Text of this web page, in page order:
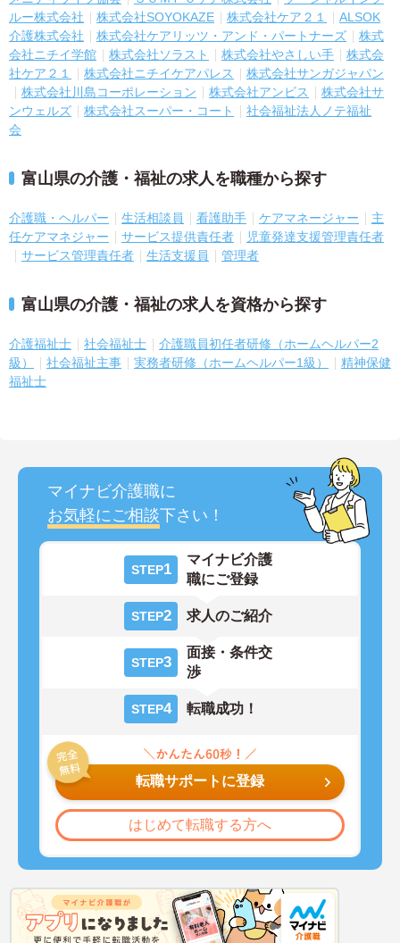
ルー株式会社
株式会社SOYOKAZE 株式会社ケア２１
ALSOK
介護株式会社
株式会社ケアリッツ・アンド・パートナーズ
株式
会社ニチイ学館
株式会社ソラスト 株式会社やさしい手
株式会
社ケア２１
株式会社ニチイケアパレス
株式会社サンガジャパン
株式会社川島コーポレーション
株式会社アンビス
株式会社サ
ンウェルズ
株式会社スーパー・コート
社会福祉法人ノテ福祉
会
富山県の介護・福祉の求人を職種から探す
介護職・ヘルパー 生活相談員 看護助手 ケアマネージャー
主
任ケアマネジャー
サービス提供責任者
児童発達支援管理責任者
サービス管理責任者
生活支援員 管理者
富山県の介護・福祉の求人を資格から探す
介護福祉士 社会福祉士
介護職員初任者研修（ホームヘルパー2
級）
社会福祉主事 実務者研修（ホームヘルパー1級）
精神保健
福祉士
マイナビ介護職に
お気軽にご相談下さい！
STEP1
マイナビ介護
職にご登録
STEP2 求人のご紹介
STEP3
面接・条件交
渉
STEP4 転職成功！
転職サポートに登録
はじめて転職する方へ